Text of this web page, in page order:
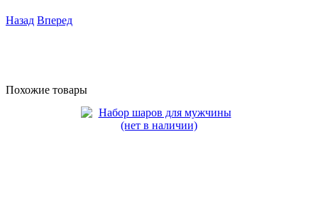
Назад Вперед
Похожие товары